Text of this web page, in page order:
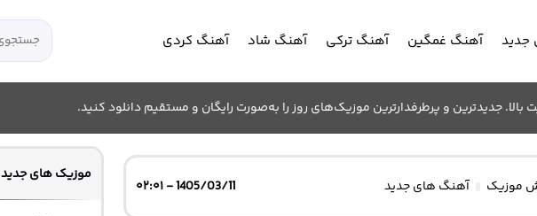
جدید آهنگ غمگین آهنگ ترکی آهنگ شاد آهنگ کردی
جدیدترین و پرطرفدارترین موزیک‌های روز را به‌صورت رایگان و مستقیم دانلود کنید.
موزیک آهنگ های جدید 1405/03/11 - ۰۲:۰۱
موزیک های جدید